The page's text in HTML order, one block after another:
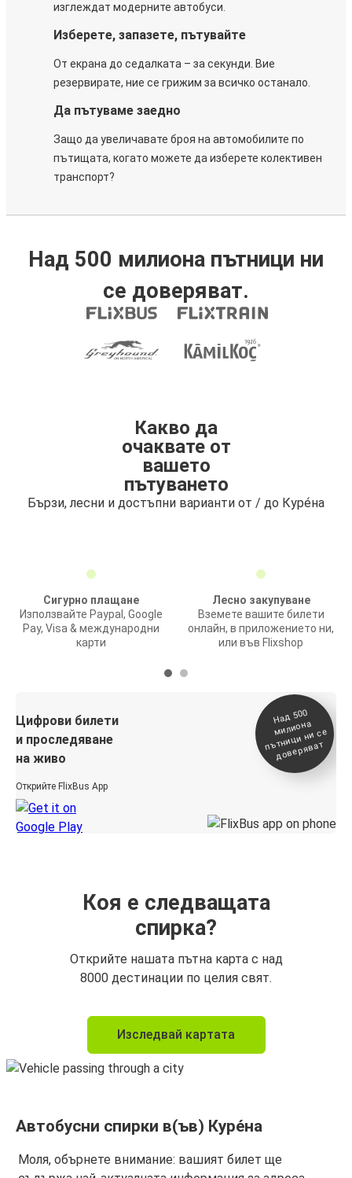
изглеждат модерните автобуси.
Изберете, запазете, пътувайте
От екрана до седалката – за секунди. Вие
резервирате, ние се грижим за всичко останало.
Да пътуваме заедно
Защо да увеличавате броя на автомобилите по
пътищата, когато можете да изберете колективен
транспорт?
Над 500 милиона пътници ни
се доверяват.
Какво да
очаквате от
вашето
пътуването
Бързи, лесни и достъпни варианти от / до Куре́на
Сигурно плащане
Използвайте Paypal, Google
Pay, Visa & международни
карти
Лесно закупуване
Вземете вашите билети
онлайн, в приложението ни,
или във Flixshop
Цифрови билети
и проследяване
на живо
Открийте FlixBus App
На
д 500
милиона
п
ътници ни се
доверяват
Коя е следващата
спирка?
Открийте нашата пътна карта с над
8000 дестинации по целия свят.
Изследвай картата
Автобусни спирки в(ъв) Куре́на
Моля, обърнете внимание: вашият билет ще